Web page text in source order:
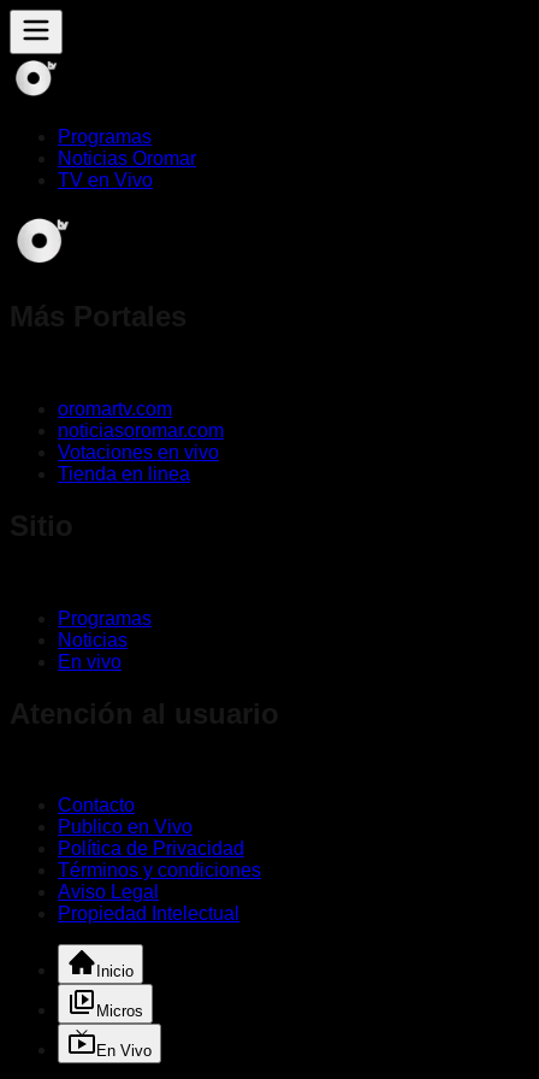
Programas
Noticias Oromar
TV en Vivo
oromartv.com
noticiasoromar.com
Votaciones en vivo
Tienda en linea
Programas
Noticias
En vivo
Contacto
Publico en Vivo
Política de Privacidad
Términos y condiciones
Aviso Legal
Propiedad Intelectual
Inicio
Micros
En Vivo